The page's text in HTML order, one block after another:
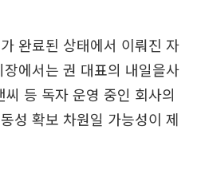
완료된 상태에서 이뤄진 자
에서는 권 대표의 내일을사
등 독자 운영 중인 회사의
성 확보 차원일 가능성이 제